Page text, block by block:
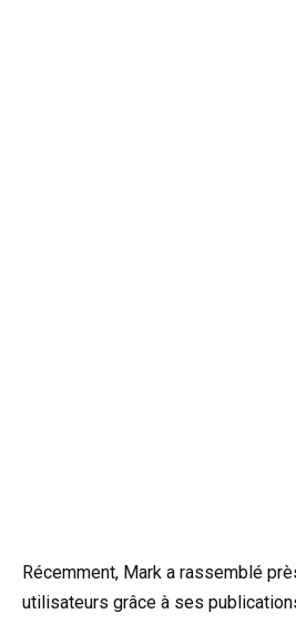
Récemment, Mark a rassemblé
utilisateurs grâce à ses